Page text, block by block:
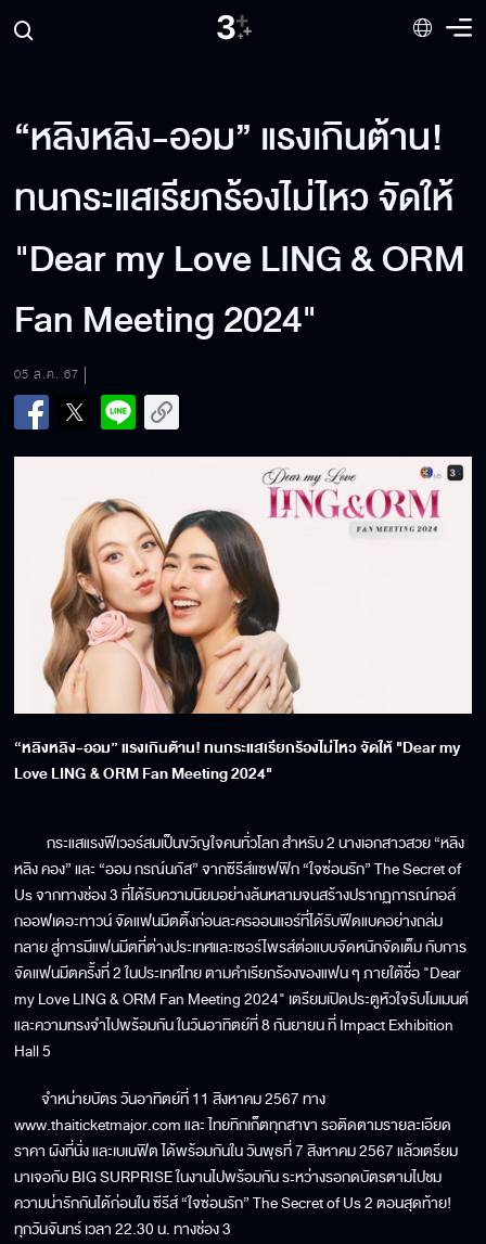
“หลิงหลิง-ออม” แรงเกินต้าน!
ทนกระแสเรียกร้องไม่ไหว จัดให้
"Dear my Love LING & ORM
Fan Meeting 2024"
05 ส.ค. 67
“หลิงหลิง-ออม” แรงเกินต้าน! ทนกระแสเรียกร้องไม่ไหว จัดให้ "Dear my
Love LING & ORM Fan Meeting 2024"
กระแสแรงฟีเวอร์สมเป็นขวัญใจคนทั่วโลก สำหรับ 2 นางเอกสาวสวย “หลิง
หลิง คอง” และ “ออม กรณ์นภัส” จากซีรีส์แซฟฟิก “ใจซ่อนรัก” The Secret of
Us จากทางช่อง 3 ที่ได้รับความนิยมอย่างล้นหลามจนสร้างปรากฏการณ์ทอล์
กออฟเดอะทาวน์ จัดแฟนมีตติ้งก่อนละครออนแอร์ที่ได้รับฟีดแบคอย่างถล่ม
ทลาย สู่การมีแฟนมีตที่ต่างประเทศและเซอร์ไพรส์ต่อแบบจัดหนักจัดเต็ม กับการ
จัดแฟนมีตครั้งที่ 2 ในประเทศไทย ตามคำเรียกร้องของแฟน ๆ ภายใต้ชื่อ "Dear
my Love LING & ORM Fan Meeting 2024" เตรียมเปิดประตูหัวใจรับโมเมนต์
และความทรงจำไปพร้อมกัน ในวันอาทิตย์ที่ 8 กันยายน ที่ Impact Exhibition
Hall 5
จำหน่ายบัตร วันอาทิตย์ที่ 11 สิงหาคม 2567 ทาง
www.thaiticketmajor.com และ ไทยทิกเก็ตทุกสาขา รอติดตามรายละเอียด
ราคา ผังที่นั่ง และเบเนฟิต ได้พร้อมกันใน วันพุธที่ 7 สิงหาคม 2567 แล้วเตรียม
มาเจอกับ BIG SURPRISE ในงานไปพร้อมกัน ระหว่างรอกดบัตรตามไปชม
ความน่ารักกันได้ก่อนใน ซีรีส์ “ใจซ่อนรัก” The Secret of Us 2 ตอนสุดท้าย!
ทุกวันจันทร์ เวลา 22.30 น. ทางช่อง 3